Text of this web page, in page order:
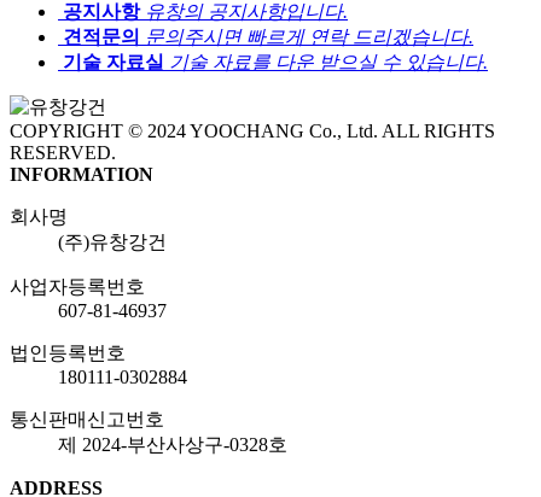
공지사항 유창의 공지사항입니다.
견적문의 문의주시면 빠르게 연락 드리겠습니다.
기술 자료실 기술 자료를 다운 받으실 수 있습니다.
COPYRIGHT © 2024 YOOCHANG Co., Ltd. ALL RIGHTS
RESERVED.
INFORMATION
회사명
(주)유창강건
사업자등록번호
607-81-46937
법인등록번호
180111-0302884
통신판매신고번호
제 2024-부산사상구-0328호
ADDRESS